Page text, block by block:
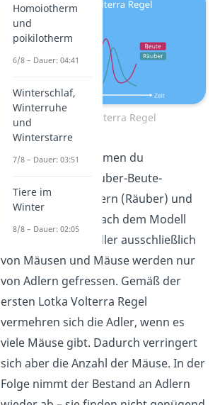
1. Lotka Volterra Regel
Beispiel:Angenommen du
betrachtest die Räuber-Beute-
Beziehung von Adlern (Räuber) und
Mäusen (Beute). Nach dem Modell
ernährt sich der Adler ausschließlich
von Mäusen und Mäuse werden nur
von Adlern gefressen. Gemäß der
ersten Lotka Volterra Regel
vermehren sich die Adler, wenn es
viele Mäuse gibt. Dadurch verringert
sich aber die Anzahl der Mäuse. In der
Folge nimmt der Bestand an Adlern
Homoiotherm
und
poikilotherm
6/8 – Dauer: 04:41
Winterschlaf,
Winterruhe
und
Winterstarre
7/8 – Dauer: 03:51
Tiere im
Winter
8/8 – Dauer: 02:05